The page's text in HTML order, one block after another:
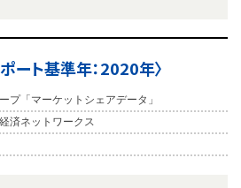
ート基準年：2020年〉
プ「マーケットシェアデータ」
済ネットワークス